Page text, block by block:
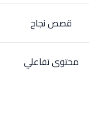
قصص نجاح
محتوى تفاعلي